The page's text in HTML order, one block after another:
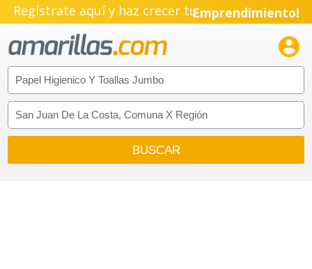
Regístrate aquí y haz crecer tuEmprendimiento!
